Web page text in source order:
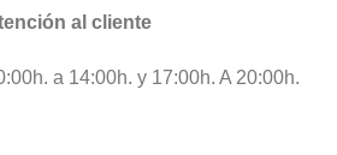
al cliente
a 14:00h. y 17:00h. A 20:00h.